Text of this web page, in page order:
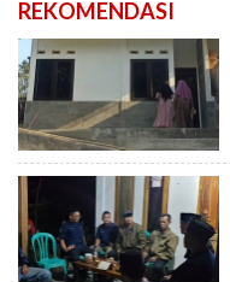
REKOMENDASI